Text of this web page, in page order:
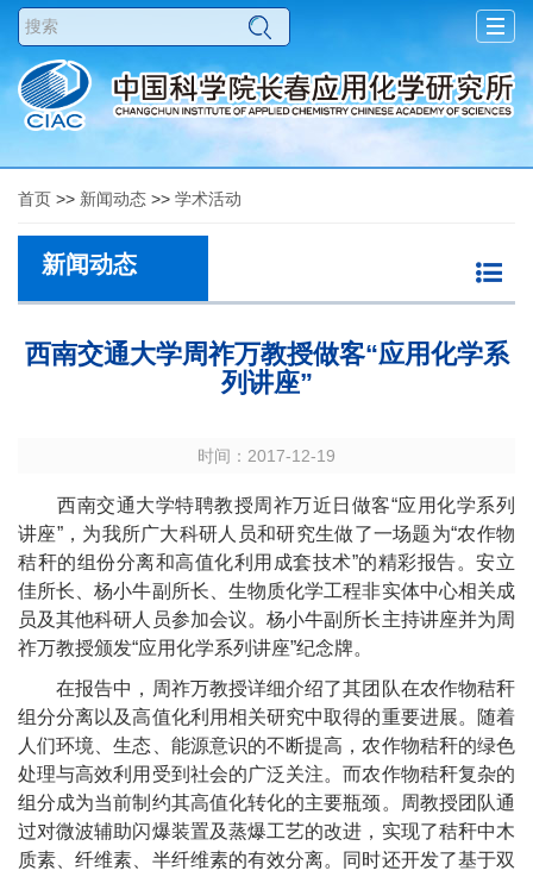
首页 >> 新闻动态 >> 学术活动
新闻动态
西南交通大学周祚万教授做客“应用化学系
列讲座”
时间：2017-12-19
西南交通大学特聘教授周祚万近日做客“应用化学系列
讲座”，为我所广大科研人员和研究生做了一场题为“农作物
秸秆的组份分离和高值化利用成套技术”的精彩报告。安立
佳所长、杨小牛副所长、 生物质化学工程非实体中心相关成
员及其他科研人员参加会议。杨小牛副所长主持讲座并为周
祚万教授颁发“应用化学系列讲座”纪念牌。
在报告中，周祚万教授详细介绍了其团队在农作物秸秆
组分分离以及高值化利用相关研究中取得的重要进展。随着
人们环境、生态、能源意识的不断提高，农作物秸秆的绿色
处理与高效利用受到社会的广泛关注。而农作物秸秆复杂的
组分成为当前制约其高值化转化的主要瓶颈。周教授团队通
过对微波辅助闪爆装置及蒸爆工艺的改进，实现了秸秆中木
质素、纤维素、半纤维素的有效分离。同时还开发了基于双